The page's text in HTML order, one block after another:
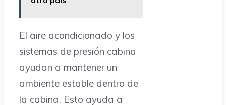
El aire acondicionado y los
sistemas de presión cabina
ayudan a mantener un
ambiente estable dentro de
la cabina. Esto ayuda a